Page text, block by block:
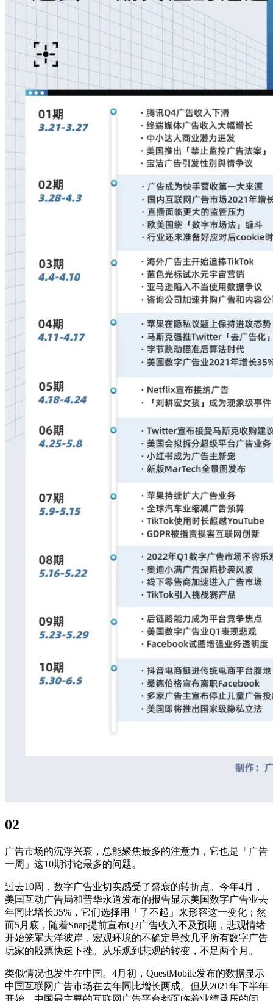
02
广告市场的沉浮兴衰，总能聚焦最多的注意力，它也是「广告
一周」这10期讨论最多的问题。
过去10周，数字广告业切实感受了盛衰的转折点。今年4月，
美国互动广告局和普华永道发布的报告显示美国数字广告业去
年同比增长35%，它们选择用「了不起」来形容这一变化；然
而5月底，随着Snap提前宣布Q2广告收入不及预期，悲观情绪
开始笼罩大洋彼岸，宏观环境的不确定导致几乎所有数字广告
玩家的股票快速下挫。从乐观到悲观的转变，不足两个月。
类似情况也发生在中国。4月初，QuestMobile发布的数据显示
中国互联网广告市场在去年同比增长两成。但从2021年下半年
开始，中国最主要的互联网广告平台都面临着业绩承压的问